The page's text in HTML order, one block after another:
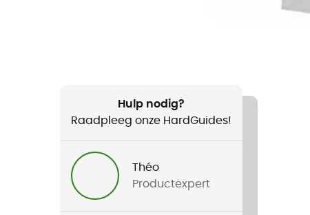
Hulp nodig?
Raadpleeg onze HardGuides!
Théo
Productexpert